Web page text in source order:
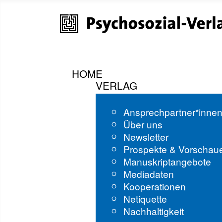
HOME
VERLAG
Über uns
Newsletter
Prospekte &
Manuskriptangebote
Mediadaten
Kooperationen
Netiquette
Nachhaltigkeit